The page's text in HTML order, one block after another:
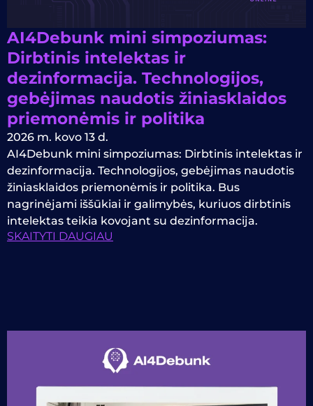
AI4Debunk mini simpoziumas:
Dirbtinis intelektas ir
dezinformacija. Technologijos,
gebėjimas naudotis žiniasklaidos
priemonėmis ir politika
2026 m. kovo 13 d.
AI4Debunk mini simpoziumas: Dirbtinis intelektas ir
dezinformacija. Technologijos, gebėjimas naudotis
žiniasklaidos priemonėmis ir politika. Bus
nagrinėjami iššūkiai ir galimybės, kuriuos dirbtinis
intelektas teikia kovojant su dezinformacija.
SKAITYTI DAUGIAU